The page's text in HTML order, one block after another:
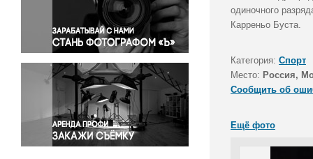
Правосудие
Происшествия и конфликты
Религия
Светская жизнь
Спорт
Экология
Экономика и бизнес
одиночного
Карреньо Буста.
Категория: Спорт
Место: Россия,
Сообщить об
Ещё фото